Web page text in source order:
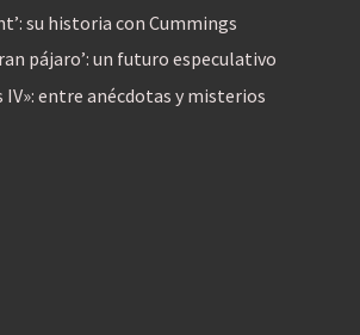
su historia con Cummings
pájaro’: un futuro especulativo
IV»: entre anécdotas y misterios